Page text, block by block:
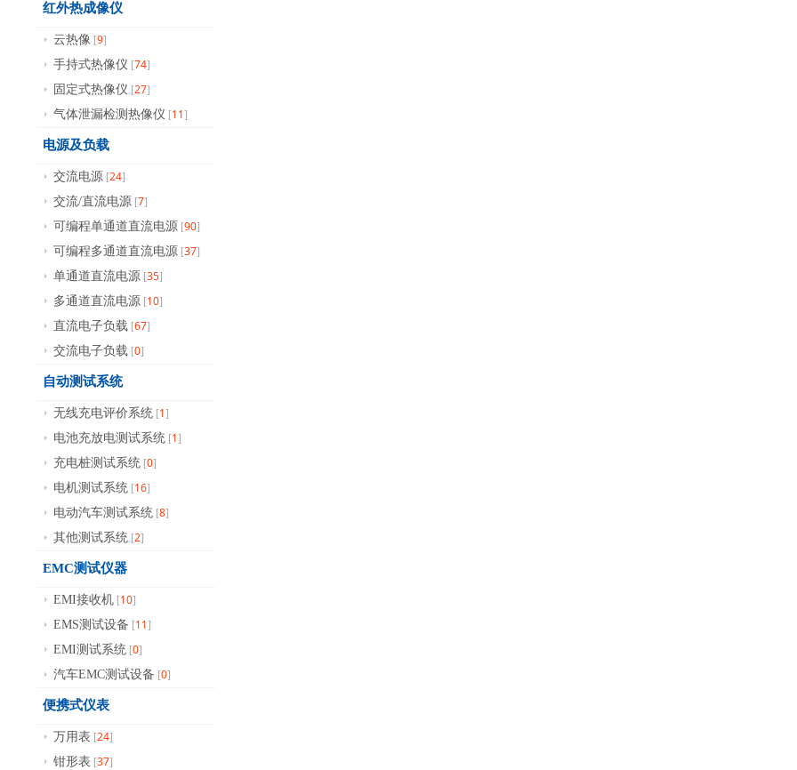
红外热成像仪
云热像 [9]
手持式热像仪 [74]
固定式热像仪 [27]
气体泄漏检测热像仪 [11]
电源及负载
交流电源 [24]
交流/直流电源 [7]
可编程单通道直流电源 [90]
可编程多通道直流电源 [37]
单通道直流电源 [35]
多通道直流电源 [10]
直流电子负载 [67]
交流电子负载 [0]
自动测试系统
无线充电评价系统 [1]
电池充放电测试系统 [1]
充电桩测试系统 [0]
电机测试系统 [16]
电动汽车测试系统 [8]
其他测试系统 [2]
EMC测试仪器
EMI接收机 [10]
EMS测试设备 [11]
EMI测试系统 [0]
汽车EMC测试设备 [0]
便携式仪表
万用表 [24]
钳形表 [37]